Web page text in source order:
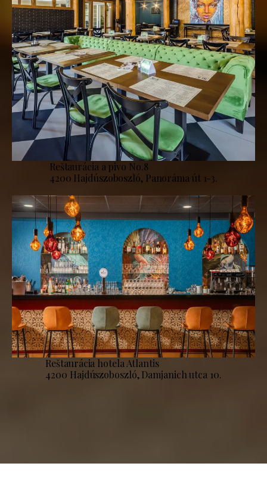
Reštaurácia a pivo No.8
4200 Hajdúszoboszló, Panoráma út 1-3.
Reštaurácia hotela Atlantis
4200 Hajdúszoboszló, Damjanich utca 10.